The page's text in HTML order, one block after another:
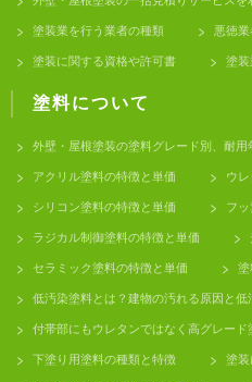
塗装業を行う業者の種類 悪徳
塗装に関する資格や許可書 塗装
塗料について
外壁・屋根塗装の塗料グレード別、耐用
アクリル塗料の特徴と単価 ウ
シリコン塗料の特徴と単価 フ
ラジカル制御塗料の特徴と単価
セラミック塗料の特徴と単価 塗
低汚染塗料とは？建物の汚れる原因と低
付帯部にもウレタンではなく高グレード
下塗り用塗料の種類と特徴 塗装